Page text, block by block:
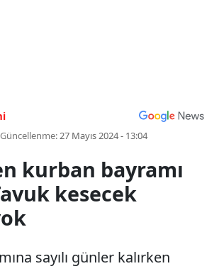
Güncellenme:27 Mayıs 2024 - 13:04
kurban bayramı
kesecek
sayılı günler kalırken